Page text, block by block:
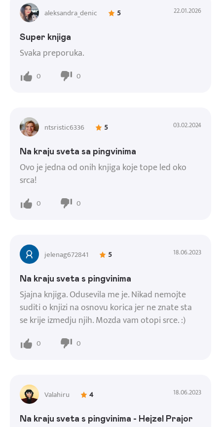
aleksandra_denic 5 22.01.2026
Super knjiga
Svaka preporuka.
0 0
ntsristic6336 5 03.02.2024
Na kraju sveta sa pingvinima
Ovo je jedna od onih knjiga koje tope led oko
srca!
0 0
jelenag672841 5 18.06.2023
Na kraju sveta s pingvinima
Sjajna knjiga. Odusevila me je. Nikad nemojte
suditi o knjizi na osnovu korica jer ne znate sta
se krije izmedju njih. Mozda vam otopi srce. :)
0 0
Valahiru 4 18.06.2023
Na kraju sveta s pingvinima - Hejzel Prajor